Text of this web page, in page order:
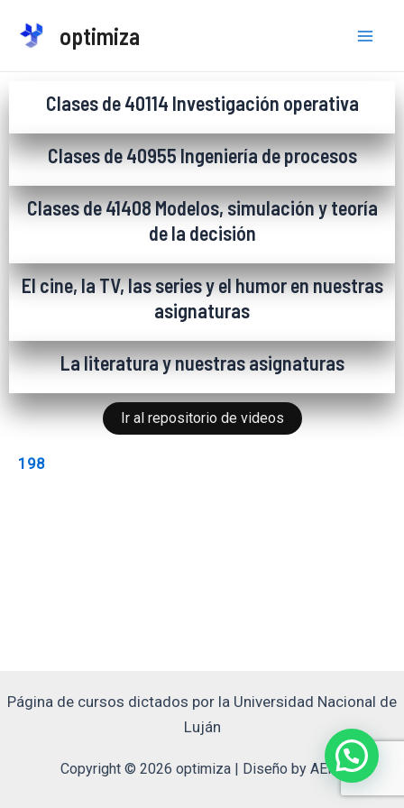
optimiza
Clases de 40114 Investigación operativa
Clases de 40955 Ingeniería de procesos
Clases de 41408 Modelos, simulación y teoría
de la decisión
El cine, la TV, las series y el humor en nuestras
asignaturas
La literatura y nuestras asignaturas
Ir al repositorio de videos
198
Página de cursos dictados por la Universidad Nacional de
Luján
Copyright © 2026 optimiza | Diseño by AERo